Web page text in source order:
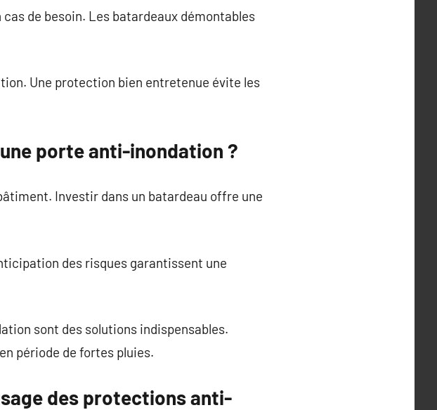
de besoin. Les batardeaux démontables
Une protection bien entretenue évite les
porte anti-inondation ?
Investir dans un batardeau offre une
des risques garantissent une
sont des solutions indispensables.
période de fortes pluies.
des protections anti-